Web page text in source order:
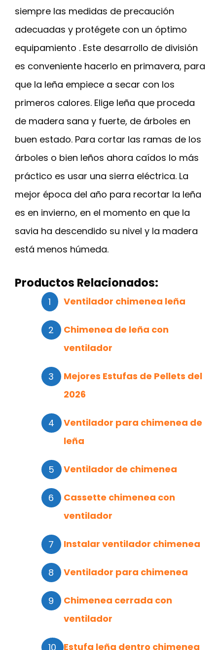
siempre las medidas de precaución
adecuadas y protégete con un óptimo
equipamiento . Este desarrollo de división
es conveniente hacerlo en primavera, para
que la leña empiece a secar con los
primeros calores. Elige leña que proceda
de madera sana y fuerte, de árboles en
buen estado. Para cortar las ramas de los
árboles o bien leños ahora caídos lo más
práctico es usar una sierra eléctrica. La
mejor época del año para recortar la leña
es en invierno, en el momento en que la
savia ha descendido su nivel y la madera
está menos húmeda.
Productos Relacionados:
Ventilador chimenea leña
Chimenea de leña con
ventilador
Mejores Estufas de Pellets del
2026
Ventilador para chimenea de
leña
Ventilador de chimenea
Cassette chimenea con
ventilador
Instalar ventilador chimenea
Ventilador para chimenea
Chimenea cerrada con
ventilador
Estufa leña dentro chimenea